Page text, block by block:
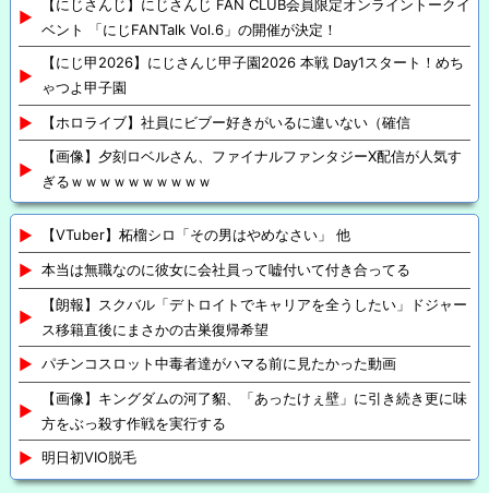
【にじさんじ】にじさんじ FAN CLUB会員限定オンライントークイ
ベント 「にじFANTalk Vol.6」の開催が決定！
【にじ甲2026】にじさんじ甲子園2026 本戦 Day1スタート！めち
ゃつよ甲子園
【ホロライブ】社員にビブー好きがいるに違いない（確信
【画像】夕刻ロベルさん、ファイナルファンタジーX配信が人気す
ぎるｗｗｗｗｗｗｗｗｗｗ
【VTuber】柘榴シロ「その男はやめなさい」 他
本当は無職なのに彼女に会社員って嘘付いて付き合ってる
【朗報】スクバル「デトロイトでキャリアを全うしたい」ドジャー
ス移籍直後にまさかの古巣復帰希望
パチンコスロット中毒者達がハマる前に見たかった動画
【画像】キングダムの河了貂、「あったけぇ壁」に引き続き更に味
方をぶっ殺す作戦を実行する
明日初VIO脱毛